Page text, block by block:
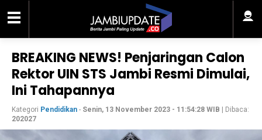
BREAKING NEWS! Penjaringan Calon
Rektor UIN STS Jambi Resmi Dimulai,
Ini Tahapannya
Kategori Pendidikan - Senin, 13 November 2023 - 11:54:28 WIB | Dibaca:
202027